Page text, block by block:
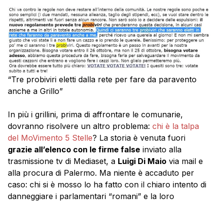
“Tre probiviri eletti dalla rete per fare da paravento
anche a Grillo”
In più i grillini, prima di affrontare le comunarie,
dovranno risolvere un altro problema: chi è la talpa
del MoVimento 5 Stelle? La storia è venuta fuori
grazie all’elenco con le firme false inviato alla
trasmissione tv di Mediaset, a Luigi Di Maio via mail e
alla procura di Palermo. Ma niente è accaduto per
caso: chi si è mosso lo ha fatto con il chiaro intento di
danneggiare i parlamentari “romani” e la loro